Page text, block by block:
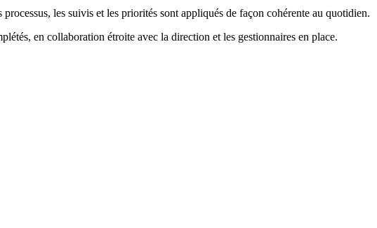
les suivis et les priorités sont appliqués de façon cohérente au quotidien.
en collaboration étroite avec la direction et les gestionnaires en place.